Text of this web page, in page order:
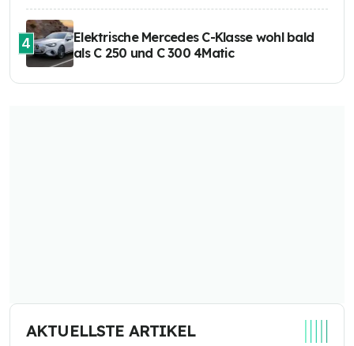
4
Elektrische Mercedes C-Klasse wohl bald
als C 250 und C 300 4Matic
AKTUELLSTE ARTIKEL